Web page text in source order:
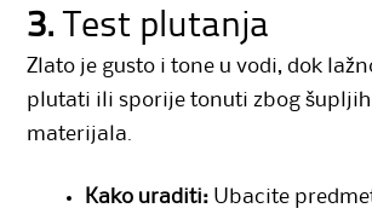
3. Test plutanja
Zlato je gusto i tone u vodi, dok
plutati ili sporije tonuti zbog
materijala.
Kako uraditi: Ubacite